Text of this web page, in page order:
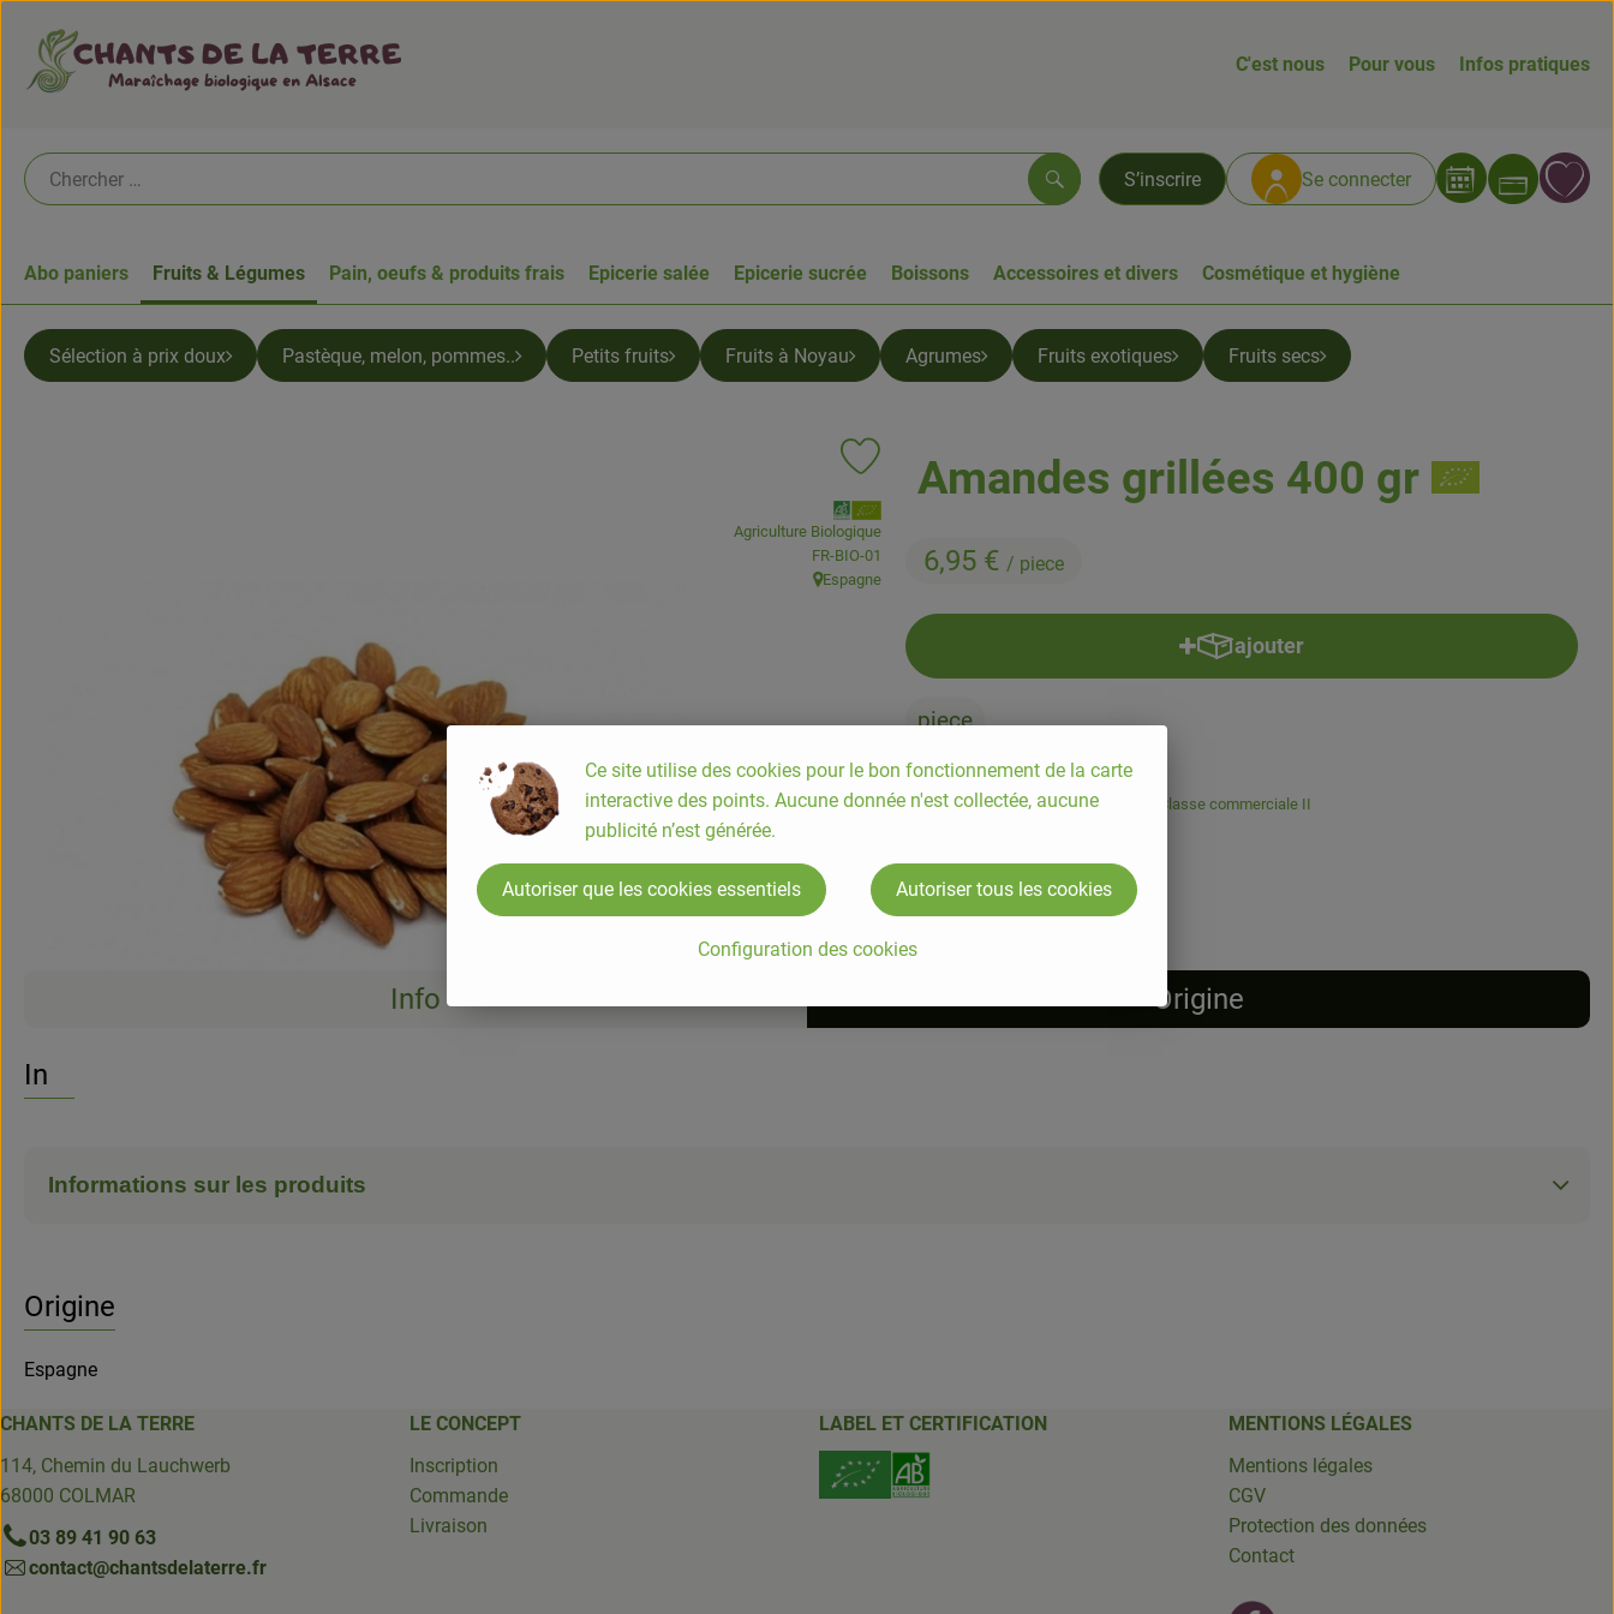
C'est nous Pour vous Infos pratiques
S’inscrire Se connecter
Rechercher
Abo paniers Fruits & Légumes Pain, oeufs & produits frais Epicerie salée Epicerie sucrée Boissons Accessoires et divers Cosmétique et hygiène
Sélection à prix doux Pastèque, melon, pommes.. Petits fruits Fruits à Noyau Agrumes Fruits exotiques Fruits secs
Amandes grillées 400 gr
6,95 € / piece
Ajouter le produit aux favoris
, Association:
Agriculture Biologique
, Autorité de contrôle:
FR-BIO-01
, Origine:
Espagne
ajouter
Ajouter le produit au panier
piece
#7850 6,95 €/ piece 5.5% TVA Classe commerciale II
Info Origine
Info
Informations sur les produits
Origine
Espagne
CHANTS DE LA TERRE
114, Chemin du Lauchwerb
68000 COLMAR
03 89 41 90 63
contact@chantsdelaterre.fr
LE CONCEPT
Inscription
Commande
Livraison
LABEL ET CERTIFICATION
MENTIONS LÉGALES
Mentions légales
CGV
Protection des données
Contact
Ce site utilise des cookies pour le bon fonctionnement de la carte
interactive des points. Aucune donnée n'est collectée, aucune
publicité n’est générée.
Configuration des cookies
Autoriser que les cookies essentiels Autoriser tous les cookies